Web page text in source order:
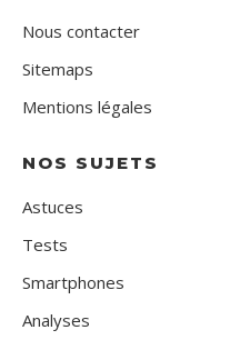
Nous contacter
Sitemaps
Mentions légales
NOS SUJETS
Astuces
Tests
Smartphones
Analyses